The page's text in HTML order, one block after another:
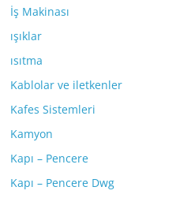
İş Makinası
ışıklar
ısıtma
Kablolar ve iletkenler
Kafes Sistemleri
Kamyon
Kapı – Pencere
Kapı – Pencere Dwg